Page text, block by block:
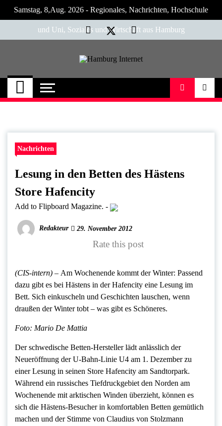
Samstag, 8,Aug. 2026 - Regionales, Nachrichten, Hochschule
und Uni, Soziales und Wirtschaft aus Hamburg
Hamburg Internet
Neuigkeiten und Nachrichten aus Hamburg
Nachrichten
Lesung in den Betten des Hästens
Store Hafencity
Add to Flipboard Magazine. -
Redakteur 29. November 2012
Rate this post
(CIS-intern) – Am Wochenende kommt der Winter: Passend
dazu gibt es bei Hästens in der Hafencity eine Lesung im
Bett. Sich einkuscheln und Geschichten lauschen, wenn
draußen der Winter tobt – was gibt es Schöneres.
Foto: Mario De Mattia
Der schwedische Betten-Hersteller lädt anlässlich der
Neueröffnung der U-Bahn-Linie U4 am 1. Dezember zu
einer Lesung in seinen Store Hafencity am Sandtorpark.
Während ein russisches Tiefdruckgebiet den Norden am
Wochenende mit arktischen Winden überzieht, können es
sich die Hästens-Besucher in komfortablen Betten gemütlich
machen und der Stimme von Claudius von Stolzmann